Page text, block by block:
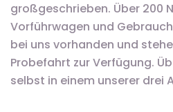
großgeschrieben. Über 200
Vorführwagen und
bei uns vorhanden und
Probefahrt zur Verfügung.
selbst in einem unserer drei